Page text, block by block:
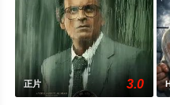
正片 3.0